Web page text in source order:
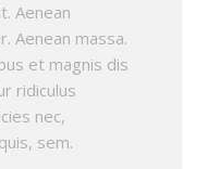
Aenean
Aenean massa.
et magnis dis
ridiculus
nec,
quis, sem.